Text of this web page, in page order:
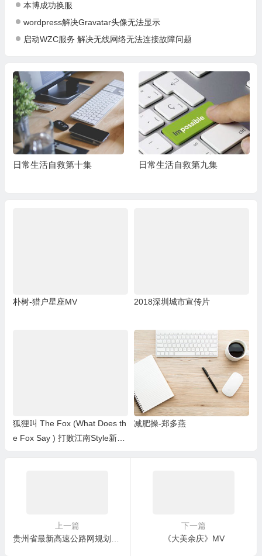
本博成功换服
wordpress解决Gravatar头像无法显示
启动WZC服务 解决无线网络无法连接故障问题
日常生活自救第十集 日常生活自救第九集
朴树-猎户星座MV 2018深圳城市宣传片
狐狸叫 The Fox (What Does th
e Fox Say ) 打败江南Style新神
减肥操-郑多燕
上一篇
下一篇
《大美余庆》MV